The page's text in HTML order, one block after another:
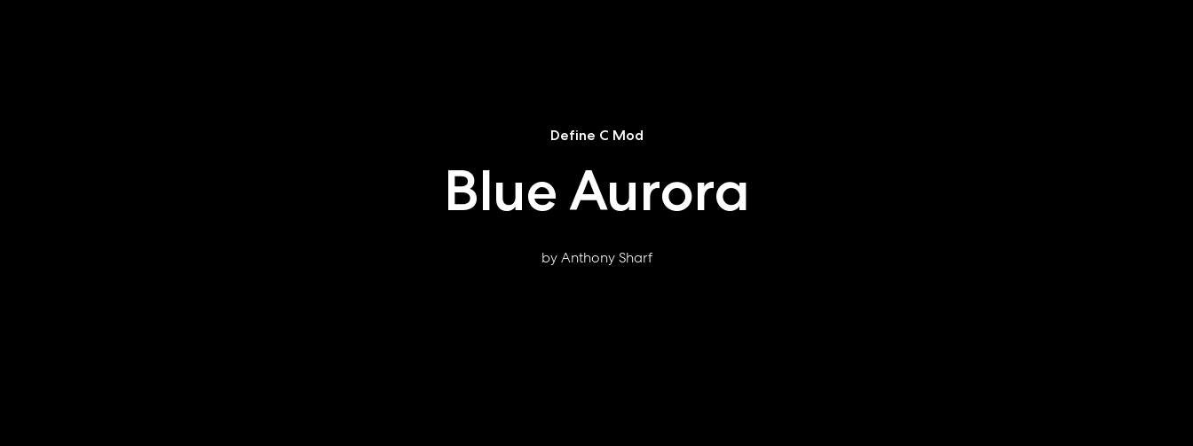
Define C Mod
Blue Aurora
by Anthony Sharf